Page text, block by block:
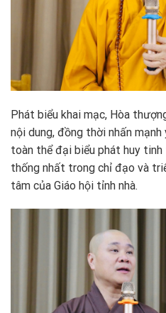
Phát biểu khai mạc, Hòa
nội dung, đồng thời nhấn mạnh
toàn thể đại biểu phát huy
thống nhất trong chỉ đạo và
tâm của Giáo hội tỉnh nhà.